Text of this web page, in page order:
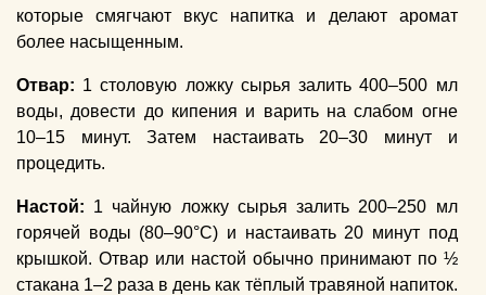
которые смягчают вкус напитка и делают аромат
более насыщенным.
Отвар: 1 столовую ложку сырья залить 400–500 мл
воды, довести до кипения и варить на слабом огне
10–15 минут. Затем настаивать 20–30 минут и
процедить.
Настой: 1 чайную ложку сырья залить 200–250 мл
горячей воды (80–90°C) и настаивать 20 минут под
крышкой. Отвар или настой обычно принимают по ½
стакана 1–2 раза в день как тёплый травяной напиток.